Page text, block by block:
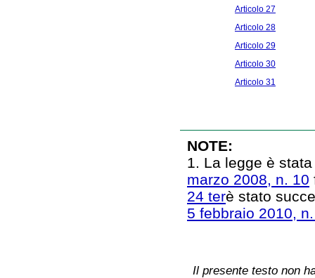
Articolo 27
Articolo 28
Articolo 29
Articolo 30
Articolo 31
NOTE:
1. La legge è
marzo 2008, n. 10
24 terè stato
5 febbraio 2010,
Il presente testo non